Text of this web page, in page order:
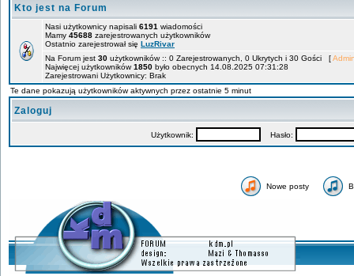
Kto jest na Forum
Nasi użytkownicy napisali 6191 wiadomości
Mamy 45688 zarejestrowanych użytkowników
Ostatnio zarejestrował się LuzRivar
Na Forum jest 30 użytkowników :: 0 Zarejestrowanych, 0 Ukrytych i 30 Gości [
Najwięcej użytkowników1850 było obecnych 14.08.2025 07:31:28
Zarejestrowani Użytkownicy: Brak
Te dane pokazują użytkowników aktywnych przez ostatnie 5 minut
Zaloguj
Użytkownik: Hasło:
Nowe posty